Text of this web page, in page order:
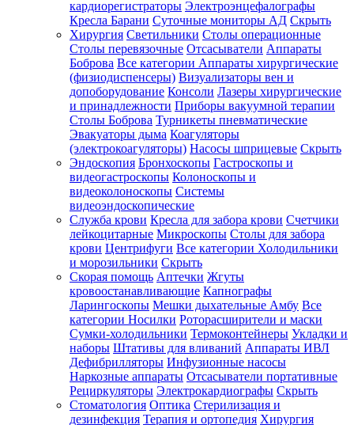
кардиорегистраторы Электроэнцефалографы
Кресла Барани Суточные мониторы АД Скрыть
Хирургия Светильники Столы операционные
Столы перевязочные Отсасыватели Аппараты
Боброва Все категории Аппараты хирургические
(физиодиспенсеры) Визуализаторы вен и
допоборудование Консоли Лазеры хирургические
и принадлежности Приборы вакуумной терапии
Столы Боброва Турникеты пневматические
Эвакуаторы дыма Коагуляторы
(электрокоагуляторы) Насосы шприцевые Скрыть
Эндоскопия Бронхоскопы Гастроскопы и
видеогастроскопы Колоноскопы и
видеоколоноскопы Системы
видеоэндоскопические
Служба крови Кресла для забора крови Счетчики
лейкоцитарные Микроскопы Столы для забора
крови Центрифуги Все категории Холодильники
и морозильники Скрыть
Скорая помощь Аптечки Жгуты
кровоостанавливающие Капнографы
Ларингоскопы Мешки дыхательные Амбу Все
категории Носилки Роторасширители и маски
Сумки-холодильники Термоконтейнеры Укладки и
наборы Штативы для вливаний Аппараты ИВЛ
Дефибрилляторы Инфузионные насосы
Наркозные аппараты Отсасыватели портативные
Рециркуляторы Электрокардиографы Скрыть
Стоматология Оптика Стерилизация и
дезинфекция Терапия и ортопедия Хирургия